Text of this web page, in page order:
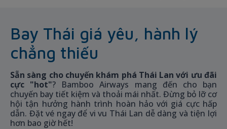
Bay Thái giá yêu, hành lý
chẳng thiếu
Sẵn sàng cho chuyến khám phá Thái Lan với ưu đãi
cực "hot"? Bamboo Airways mang đến cho bạn
chuyến bay tiết kiệm và thoải mái nhất. Đừng bỏ lỡ cơ
hội tận hưởng hành trình hoàn hảo với giá cực hấp
dẫn. Đặt vé ngay để vi vu Thái Lan dễ dàng và tiện lợi
hơn bao giờ hết!